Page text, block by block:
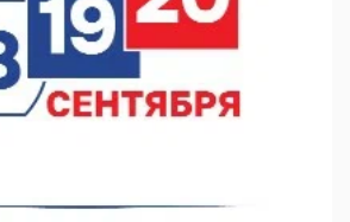
прошло совещание Росгвардии